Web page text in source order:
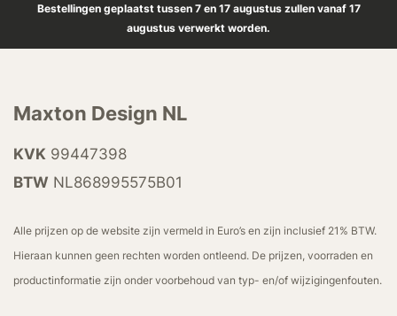
Bestellingen geplaatst tussen 7 en 17 augustus zullen vanaf 17
augustus verwerkt worden.
Maxton Design NL
KVK 99447398
BTW NL868995575B01
Alle prijzen op de website zijn vermeld in Euro’s en zijn inclusief 21% BTW.
Hieraan kunnen geen rechten worden ontleend. De prijzen, voorraden en
productinformatie zijn onder voorbehoud van typ- en/of wijzigingenfouten.